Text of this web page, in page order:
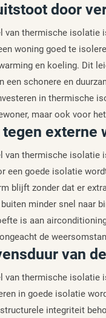
door
van thermische isolatie
woning goed te
en koeling. Dit
een schonere en
in thermische
maar ook voor
externe
van thermische isolatie
een goede isolatie
blijft zonder dat er
minder snel naar
is aan
de
van
van thermische isolatie
in goede isolatie
integriteit